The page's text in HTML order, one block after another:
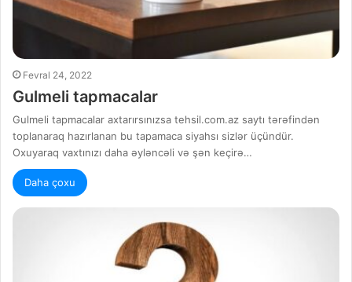
Fevral 24, 2022
Gulmeli tapmacalar
Gulmeli tapmacalar axtarırsınızsa tehsil.com.az saytı tərəfindən
toplanaraq hazırlanan bu tapamaca siyahsı sizlər üçündür.
Oxuyaraq vaxtınızı daha əyləncəli və şən keçirə…
Daha çoxu